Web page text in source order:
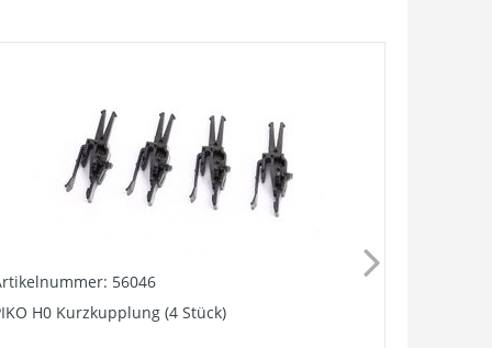
56046
H0 Kurzkupplung (4 Stück)